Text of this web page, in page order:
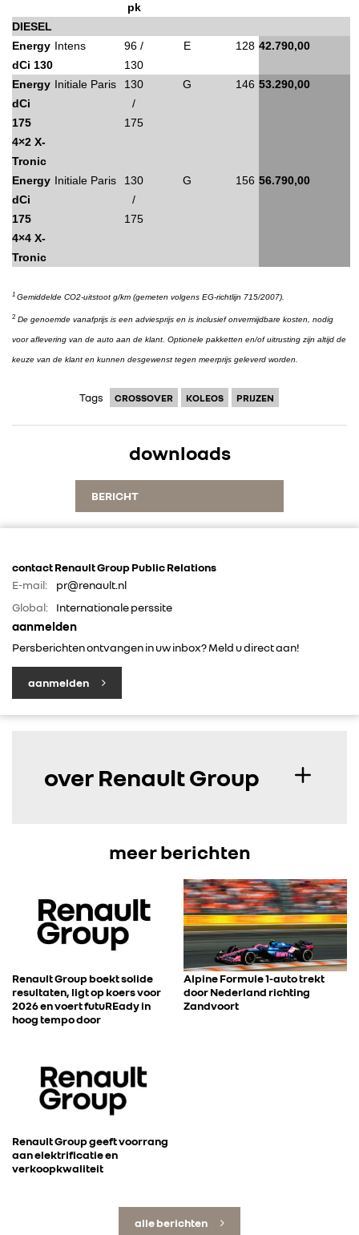
RENAULT GROUP
RENAULT
ALPINE
FOTO’S & VIDEO’S
CONTACT
pk
DIESEL
Energy
dCi 130
Intens
96 /
130
E 128 42.790,00
Energy
dCi
175
Initiale Paris
130
/
175
G 146 53.290,00
4×2 X-
Tronic
Energy
dCi
175
Initiale Paris
130
/
175
G 156 56.790,00
4×4 X-
Tronic
1 Gemiddelde CO2-uitstoot g/km (gemeten volgens EG-richtlijn 715/2007).
2 De genoemde vanafprijs is een adviesprijs en is inclusief onvermijdbare kosten, nodig
voor aflevering van de auto aan de klant. Optionele pakketten en/of uitrusting zijn altijd de
keuze van de klant en kunnen desgewenst tegen meerprijs geleverd worden.
Tags CROSSOVER KOLEOS PRIJZEN
downloads
BERICHT
contact Renault Group Public Relations
E-mail:
pr@renault.nl
Global:
Internationale perssite
aanmelden
Persberichten ontvangen in uw inbox? Meld u direct aan!
aanmelden
over Renault Group
meer berichten
Renault Group boekt solide
resultaten, ligt op koers voor
2026 en voert futuREady in
hoog tempo door
Alpine Formule 1-auto trekt
door Nederland richting
Zandvoort
Renault Group geeft voorrang
aan elektrificatie en
verkoopkwaliteit
alle berichten